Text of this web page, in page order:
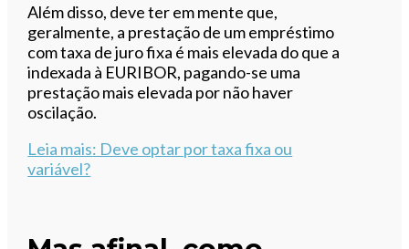
Além disso, deve ter em mente que,
geralmente, a prestação de um empréstimo
com taxa de juro fixa é mais elevada do que a
indexada à EURIBOR, pagando-se uma
prestação mais elevada por não haver
oscilação.
Leia mais: Deve optar por taxa fixa ou
variável?